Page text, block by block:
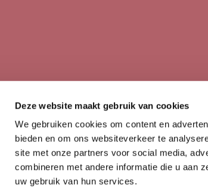
Deze website maakt gebruik van cookies
We gebruiken cookies om content en
bieden en om ons websiteverkeer te
site met onze partners voor social media,
combineren met andere informatie die u aan
uw gebruik van hun services.